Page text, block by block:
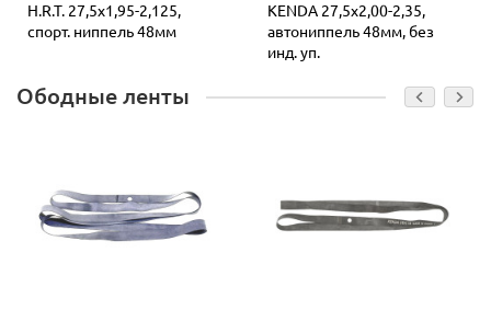
H.R.T. 27,5x1,95-2,125,
спорт. ниппель 48мм
KENDA 27,5x2,00-2,35,
автониппель 48мм, без
инд. уп.
Ободные ленты